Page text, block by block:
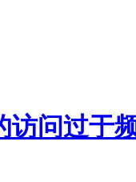
访问过于